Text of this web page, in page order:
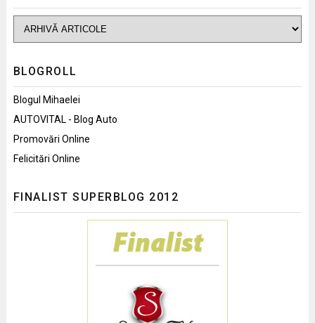
BLOGROLL
Blogul Mihaelei
AUTOVITAL - Blog Auto
Promovări Online
Felicitări Online
FINALIST SUPERBLOG 2012